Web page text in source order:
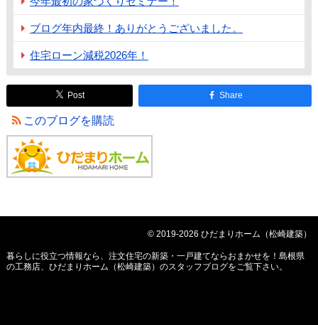
ブログ年内最終！ありがとうございました。
住宅ローン減税2026年！
Post Share
このブログを購読
© 2019-2026 ひだまりホーム（松崎建築）
暮らしに役立つ情報なら、 注文住宅の新築・一戸建てならおまかせを！島根県
の工務店、ひだまりホーム（松崎建築）のスタッフブログをご覧下さい。